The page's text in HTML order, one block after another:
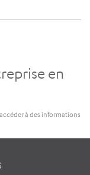
en
à des informations